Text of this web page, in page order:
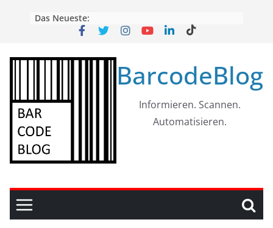
Das Neueste:
BarcodeBlog
Informieren. Scannen.
Automatisieren.